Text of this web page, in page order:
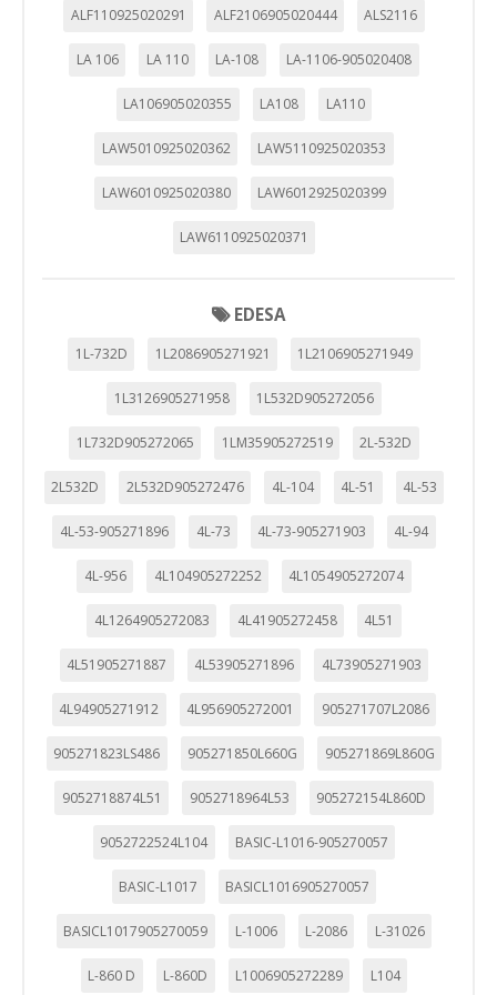
ALF110925020291 ALF2106905020444 ALS2116
LA 106 LA 110 LA-108 LA-1106-905020408
LA106905020355 LA108 LA110
LAW5010925020362 LAW5110925020353
LAW6010925020380 LAW6012925020399
LAW6110925020371
EDESA
1L-732D 1L2086905271921 1L2106905271949
1L3126905271958 1L532D905272056
1L732D905272065 1LM35905272519 2L-532D
2L532D 2L532D905272476 4L-104 4L-51 4L-53
4L-53-905271896 4L-73 4L-73-905271903 4L-94
4L-956 4L104905272252 4L1054905272074
4L1264905272083 4L41905272458 4L51
4L51905271887 4L53905271896 4L73905271903
4L94905271912 4L956905272001 905271707L2086
905271823LS486 905271850L660G 905271869L860G
9052718874L51 9052718964L53 905272154L860D
9052722524L104 BASIC-L1016-905270057
BASIC-L1017 BASICL1016905270057
BASICL1017905270059 L-1006 L-2086 L-31026
L-860 D L-860D L1006905272289 L104